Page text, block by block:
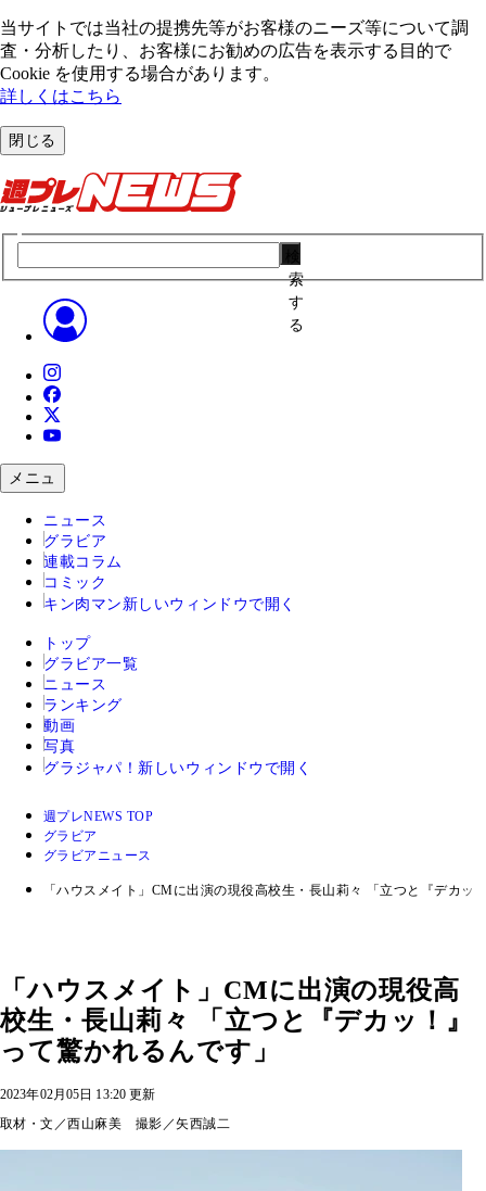
当サイトでは当社の提携先等がお客様のニーズ等について調
査・分析したり、お客様にお勧めの広告を表⽰する⽬的で
Cookie を使⽤する場合があります。
詳しくはこちら
閉じる
索
す
る
メニュ
ニュース
グラビア
連載コラム
コミック
キン肉マン 新しいウィンドウで開く
トップ
グラビア一覧
ニュース
ランキング
動画
写真
グラジャパ！ 新しいウィンドウで開く
週プレNEWS TOP
グラビア
グラビアニュース
「ハウスメイト」CMに出演の現役高校生・長山莉々 「立つと『デカッ
「ハウスメイト」CMに出演の現役高
校生・長山莉々 「立つと『デカッ！』
って驚かれるんです」
2023年02月05日 13:20 更新
取材・文／西山麻美 撮影／矢西誠二